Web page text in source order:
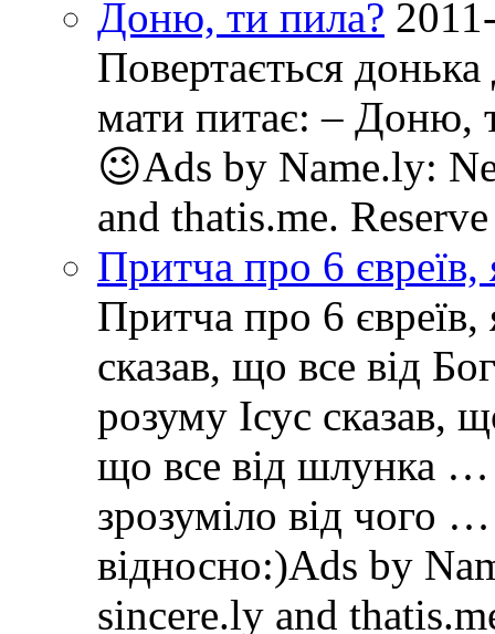
Доню, ти пила?
Повертається
мати питає: – Доню,
😉Ads by Name.ly:
and thatis.me.
Притча про 6 євреїв,
Притча про 6 євреїв,
сказав, що все від
розуму Ісус сказав,
що все від шлунка
зрозуміло від чого
відносно:)Ads by
sincere.ly and